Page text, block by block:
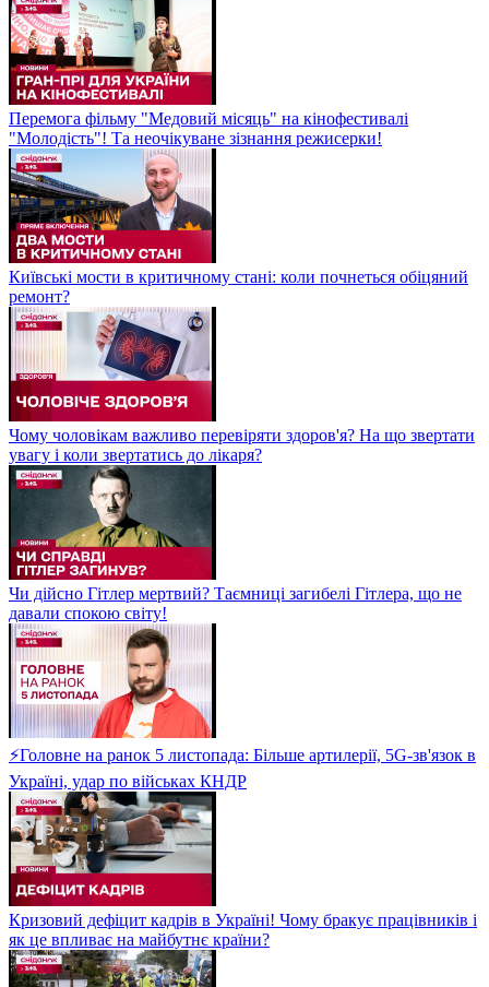
Перемога фільму "Медовий місяць" на кінофестивалі
"Молодість"! Та неочікуване зізнання режисерки!
Київські мости в критичному стані: коли почнеться обіцяний
ремонт?
Чому чоловікам важливо перевіряти здоров'я? На що звертати
увагу і коли звертатись до лікаря?
Чи дійсно Гітлер мертвий? Таємниці загибелі Гітлера, що не
давали спокою світу!
⚡Головне на ранок 5 листопада: Більше артилерії, 5G-зв'язок в
Україні, удар по військах КНДР
Кризовий дефіцит кадрів в Україні! Чому бракує працівників і
як це впливає на майбутнє країни?